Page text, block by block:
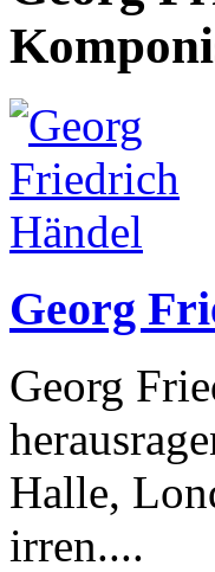
Georg
Georg
Halle,
irren....